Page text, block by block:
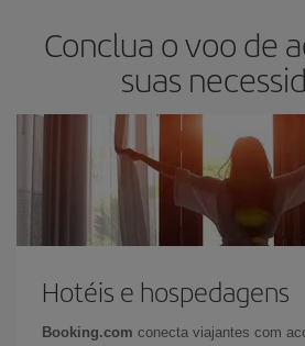
Conclua o voo de
suas
Hotéis e hospedagens
Booking.com conecta viajantes com